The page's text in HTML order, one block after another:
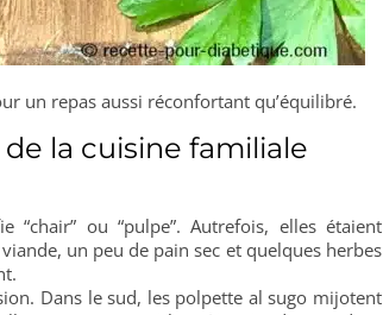
un repas aussi réconfortant qu’équilibré.
la cuisine familiale
ou “pulpe”. Autrefois, elles étaient
un peu de pain sec et quelques herbes
Dans le sud, les polpette al sugo mijotent